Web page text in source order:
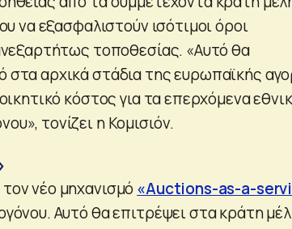
να εξασφαλιστούν ισότιμοι όροι
τοποθεσίας. «Αυτό θα
στα αρχικά στάδια της ευρωπαϊκής
κόστος για τα επερχόμενα
τονίζει η Κομισιόν.
νέο μηχανισμό«Auctions-as-a-
Αυτό θα επιτρέψει στα κράτη